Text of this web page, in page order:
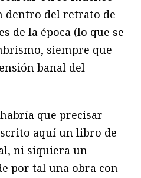
dentro del retrato de
de la época (lo que se
siempre que
banal del
que precisar
aquí un libro de
ni siquiera un
por tal una obra con